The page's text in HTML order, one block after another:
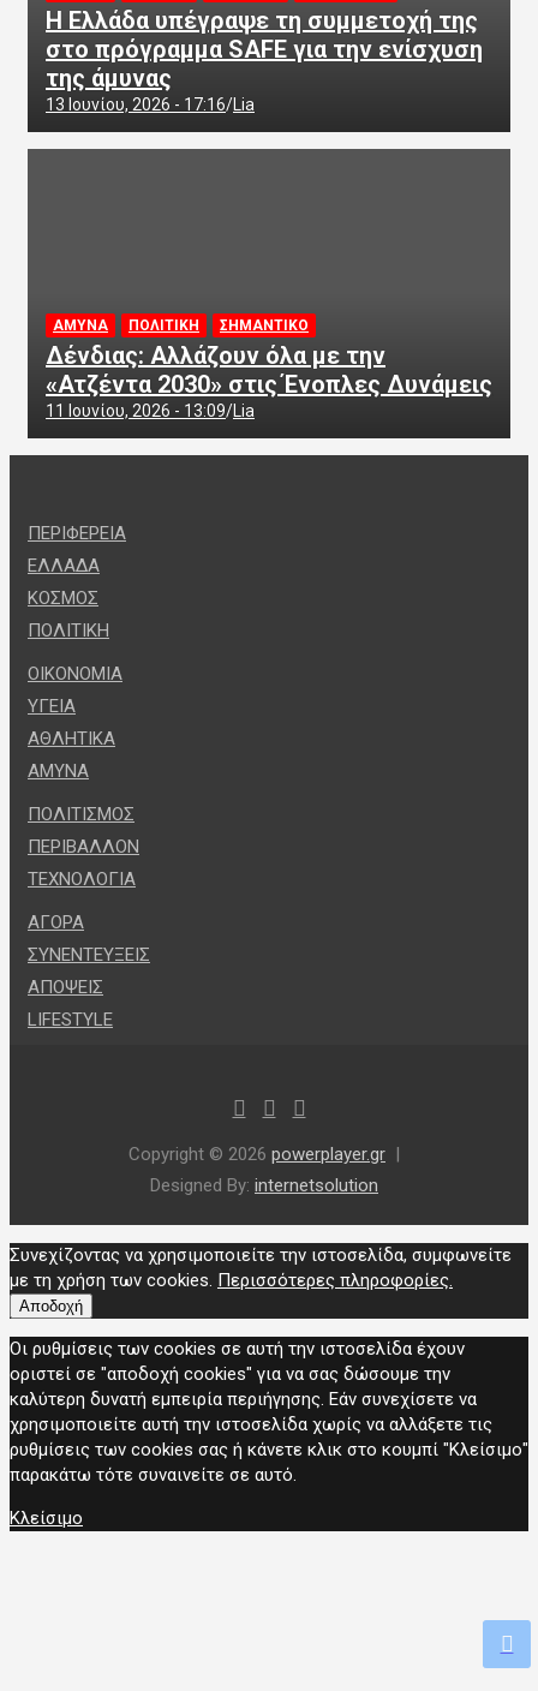
Η Ελλάδα υπέγραψε τη συμμετοχή της
στο πρόγραμμα SAFE για την ενίσχυση
της άμυνας
13 Ιουνίου, 2026 - 17:16 Lia
ΑΜΥΝΑ ΠΟΛΙΤΙΚΗ ΣΗΜΑΝΤΙΚΟ
Δένδιας: Αλλάζουν όλα με την
«Ατζέντα 2030» στις Ένοπλες Δυνάμεις
11 Ιουνίου, 2026 - 13:09 Lia
ΠΕΡΙΦΕΡΕΙΑ
ΕΛΛΑΔΑ
ΚΟΣΜΟΣ
ΠΟΛΙΤΙΚΗ
ΟΙΚΟΝΟΜΙΑ
ΥΓΕΙΑ
ΑΘΛΗΤΙΚΑ
ΑΜΥΝΑ
ΠΟΛΙΤΙΣΜΟΣ
ΠΕΡΙΒΑΛΛΟΝ
ΤΕΧΝΟΛΟΓΙΑ
ΑΓΟΡΑ
ΣΥΝΕΝΤΕΥΞΕΙΣ
ΑΠΟΨΕΙΣ
LIFESTYLE
Copyright © 2026 powerplayer.gr
Designed By: internetsolution
Συνεχίζοντας να χρησιμοποιείτε την ιστοσελίδα, συμφωνείτε
με τη χρήση των cookies. Περισσότερες πληροφορίες.
Αποδοχή
Οι ρυθμίσεις των cookies σε αυτή την ιστοσελίδα έχουν
οριστεί σε "αποδοχή cookies" για να σας δώσουμε την
καλύτερη δυνατή εμπειρία περιήγησης. Εάν συνεχίσετε να
χρησιμοποιείτε αυτή την ιστοσελίδα χωρίς να αλλάξετε τις
ρυθμίσεις των cookies σας ή κάνετε κλικ στο κουμπί "Κλείσιμο"
παρακάτω τότε συναινείτε σε αυτό.
Κλείσιμο